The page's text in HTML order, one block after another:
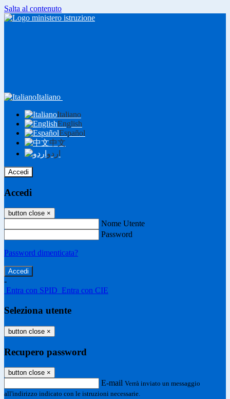
Salta al contenuto
Italiano
Italiano
English
Español
中文
اردو
Accedi
Accedi
button close ×
Nome Utente
Password
Password dimenticata?
-
Entra con SPID Entra con CIE
Seleziona utente
button close ×
Recupero password
button close ×
E-mail Verrà inviato un messaggio
all'indirizzo indicato con le istruzioni necessarie.